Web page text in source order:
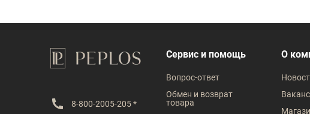
В корзину
В наличии
Таблица размеров
100
В корзину
В наличии
88 104
8-800-2005-205 *
Сервис и помощь
Вопрос-ответ
Обмен и возврат
товара
О